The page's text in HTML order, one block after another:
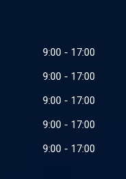
9:00 - 17:00
9:00 - 17:00
9:00 - 17:00
9:00 - 17:00
9:00 - 17:00